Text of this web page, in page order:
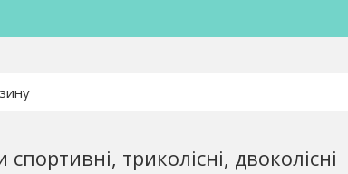
триколісні, двоколісні